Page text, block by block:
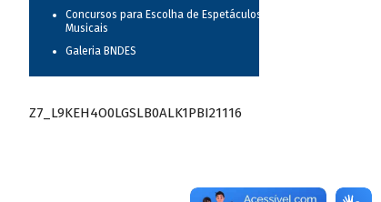
Concursos para Escolha de Espetáculos
Musicais
Galeria BNDES
Z7_L9KEH4O0LGSLB0ALK1PBI21116